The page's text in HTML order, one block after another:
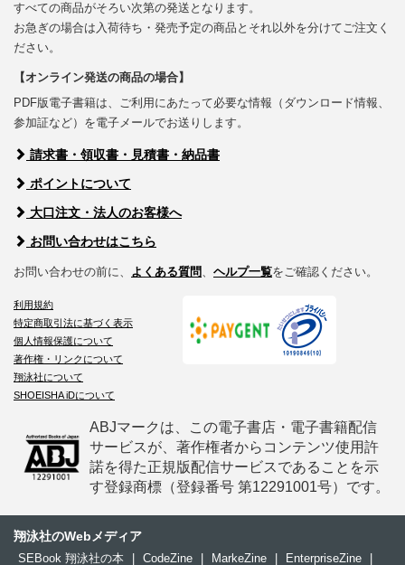
すべての商品がそろい次第の発送となります。
お急ぎの場合は入荷待ち・発売予定の商品とそれ以外を分けてご注文く
ださい。
【オンライン発送の商品の場合】
PDF版電子書籍は、ご利用にあたって必要な情報（ダウンロード情報、
参加証など）を電子メールでお送りします。
請求書・領収書・見積書・納品書
ポイントについて
大口注文・法人のお客様へ
お問い合わせはこちら
お問い合わせの前に、 よくある質問、 ヘルプ一覧をご確認ください。
利用規約
特定商取引法に基づく表示
個人情報保護について
著作権・リンクについて
翔泳社について
SHOEISHA iDについて
ABJマークは、この電子書店・電子書籍配信
サービスが、著作権者からコンテンツ使用許
諾を得た正規版配信サービスであることを示
す登録商標（登録番号 第12291001号）です。
翔泳社のWebメディア
SEBook 翔泳社の本 CodeZine MarkeZine EnterpriseZine